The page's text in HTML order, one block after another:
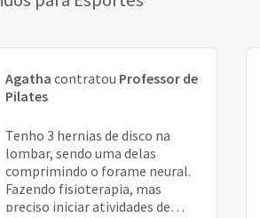
Agatha contratou Professor de
Pilates
Tenho 3 hernias de disco na
lombar, sendo uma delas
comprimindo o forame neural.
Fazendo fisioterapia, mas
preciso iniciar atividades de